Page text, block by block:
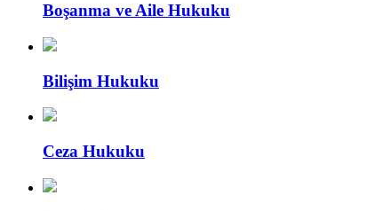
Boşanma ve Aile Hukuku
Bilişim Hukuku
Ceza Hukuku